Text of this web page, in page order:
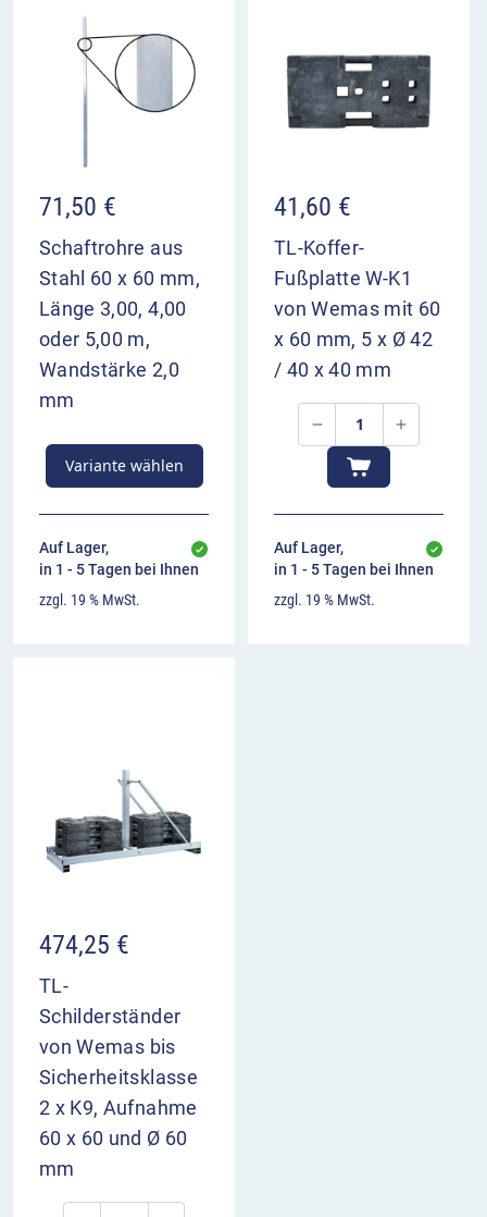
Vorbereitung zu geben.
VZ 514-14 im Überblick
kündigt die kurze Verschwenkung beider
ebenfalls
Aufstellung 400 m und 200 m vor Bezugspunkt
71,50 €
Schaftrohre aus
Stahl 60 x 60 mm,
Länge 3,00, 4,00
oder 5,00 m,
Wandstärke 2,0
mm
Variante wählen
Auf Lager,
in 1 - 5 Tagen bei Ihnen
zzgl. 19 % MwSt.
41,60 €
TL-Koffer-
Fußplatte W-K1
von Wemas mit 60
x 60 mm, 5 x Ø 42
/ 40 x 40 mm
Auf Lager,
in 1 - 5 Tagen bei Ihnen
zzgl. 19 % MwSt.
474,25 €
TL-
Schilderständer
von Wemas bis
Sicherheitsklasse
2 x K9, Aufnahme
60 x 60 und Ø 60
mm